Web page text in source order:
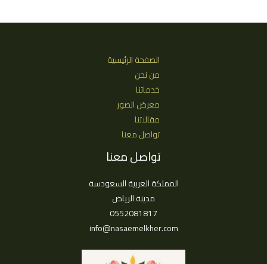
صناعي
الصفحة الرئيسية
من نحن
خدماتنا
معرض الصور
مقالاتنا
تواصل معنا
تواصل معنا
المملكة العربية السعودسة
مدينة الرياض
0552081817
info@nasaemelkher.com